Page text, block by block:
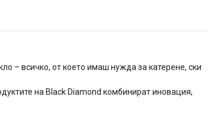
– всичко, от което имаш нужда за катерене, ски
на Black Diamond комбинират иновация,